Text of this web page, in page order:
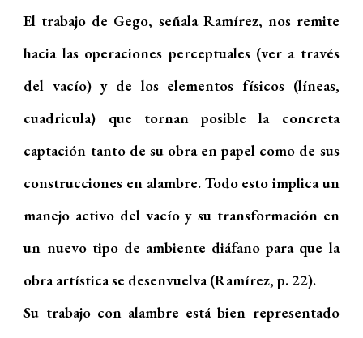
El trabajo de Gego, señala Ramírez, nos remite
hacia las operaciones perceptuales (ver a través
del vacío) y de los elementos físicos (líneas,
cuadricula) que tornan posible la concreta
captación tanto de su obra en papel como de sus
construcciones en alambre. Todo esto implica un
manejo activo del vacío y su transformación en
un nuevo tipo de ambiente diáfano para que la
obra artística se desenvuelva (Ramírez, p. 22).
Su trabajo con alambre está bien representado